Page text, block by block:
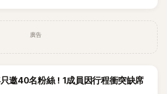
廣告
邀40名粉絲！1成員因行程衝突缺席